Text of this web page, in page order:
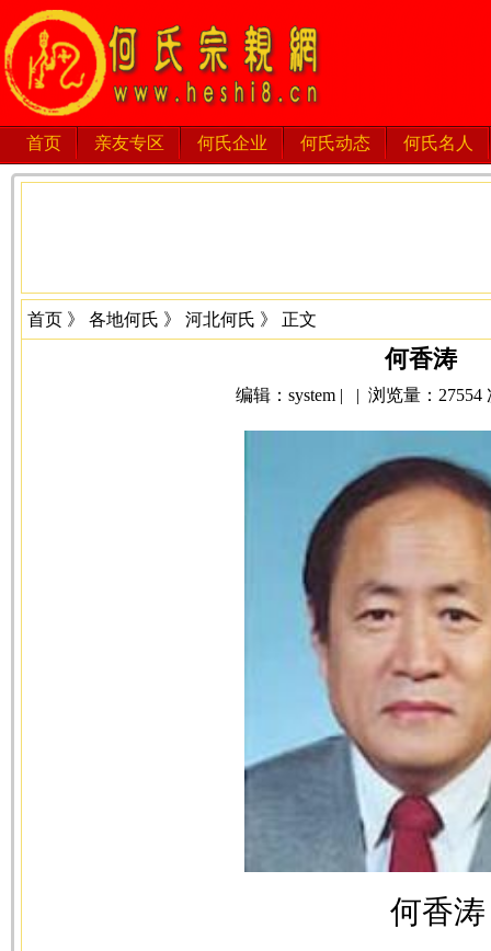
首页 亲友专区 何氏企业 何氏动态 何氏名人
首页 》 各地何氏 》 河北何氏 》 正文
何香涛
编辑：system | | 浏览量：27554
何香涛